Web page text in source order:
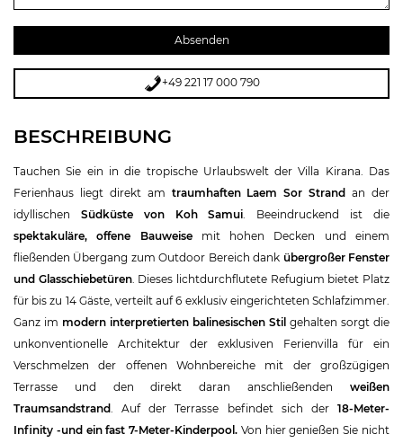
+49 221 17 000 790
BESCHREIBUNG
Tauchen Sie ein in die tropische Urlaubswelt der Villa Kirana. Das
Ferienhaus liegt direkt am traumhaften Laem Sor Strand an der
idyllischen Südküste von Koh Samui . Beeindruckend ist die
spektakuläre, offene Bauweisemit hohen Decken und einem
fließenden Übergang zum Outdoor Bereich dank übergroßer Fenster
und Glasschiebetüren. Dieses lichtdurchflutete Refugium bietet Platz
für bis zu 14 Gäste, verteilt auf 6 exklusiv eingerichteten Schlafzimmer.
Ganz im modern interpretierten balinesischen Stil gehalten sorgt die
unkonventionelle Architektur der exklusiven Ferienvilla für ein
Verschmelzen der offenen Wohnbereiche mit der großzügigen
Terrasse und den direkt daran anschließenden weißen
Traumsandstrand . Auf der Terrasse befindet sich der 18-Meter-
Infinity -und ein fast 7-Meter-Kinderpool. Von hier genießen Sie nicht